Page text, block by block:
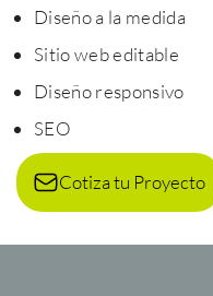
Diseño a la medida
Sitio web editable
Diseño responsivo
SEO
Cotiza tu Proyecto